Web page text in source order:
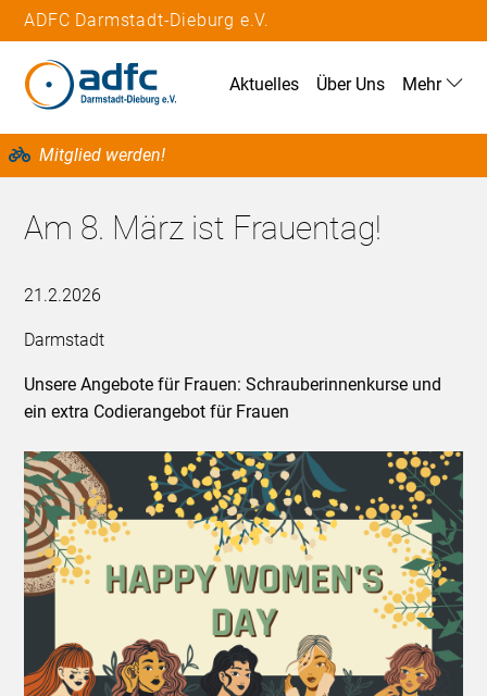
ADFC Darmstadt-Dieburg e.V.
Aktuelles Über Uns Mehr
Mitglied werden!
Am 8. März ist Frauentag!
21.2.2026
Darmstadt
Unsere Angebote für Frauen: Schrauberinnenkurse und
ein extra Codierangebot für Frauen